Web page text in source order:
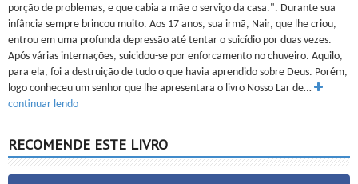
porção de problemas, e que cabia a mãe o serviço da casa.". Durante sua
infância sempre brincou muito. Aos 17 anos, sua irmã, Nair, que lhe criou,
entrou em uma profunda depressão até tentar o suicídio por duas vezes.
Após várias internações, suicidou-se por enforcamento no chuveiro. Aquilo,
para ela, foi a destruição de tudo o que havia aprendido sobre Deus. Porém,
logo conheceu um senhor que lhe apresentara o livro Nosso Lar de…
continuar lendo
RECOMENDE ESTE LIVRO